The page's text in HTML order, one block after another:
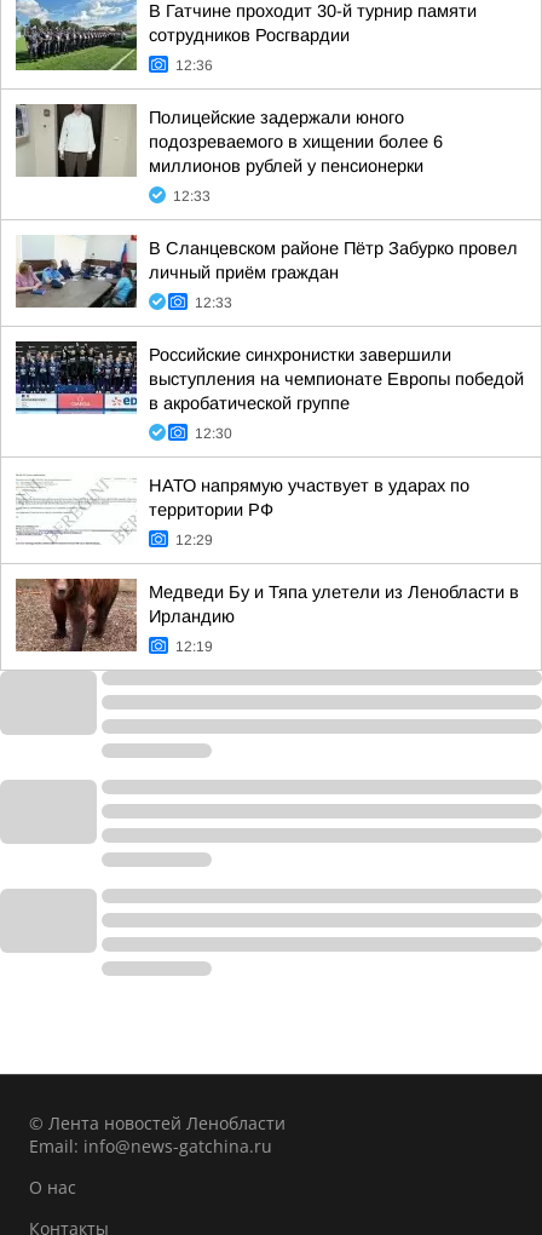
В Гатчине проходит 30-й турнир памяти
сотрудников Росгвардии
12:36
Полицейские задержали юного
подозреваемого в хищении более 6
миллионов рублей у пенсионерки
12:33
В Сланцевском районе Пётр Забурко провел
личный приём граждан
12:33
Российские синхронистки завершили
выступления на чемпионате Европы победой
в акробатической группе
12:30
НАТО напрямую участвует в ударах по
территории РФ
12:29
Медведи Бу и Тяпа улетели из Ленобласти в
Ирландию
12:19
© Лента новостей Ленобласти
Email: info@news-gatchina.ru
О нас
Контакты